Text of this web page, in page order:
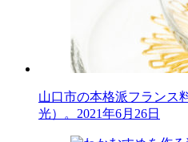
山口市の本格派フランス
光）。 2021年6月26日